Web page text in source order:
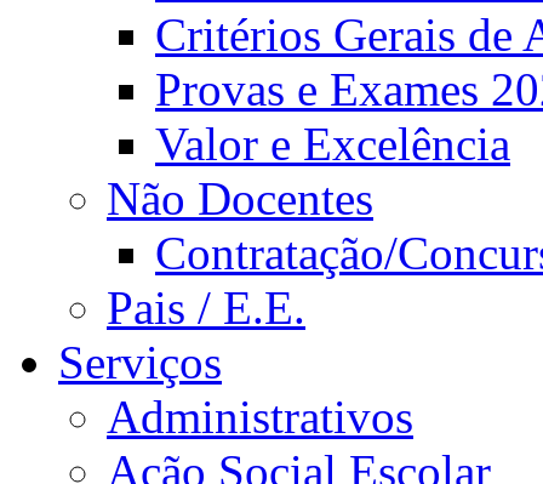
Critérios Gerais de
Provas e Exames
Valor e Excelência
Não Docentes
Contratação/
Pais / E.E.
Serviços
Administrativos
Ação Social Escolar